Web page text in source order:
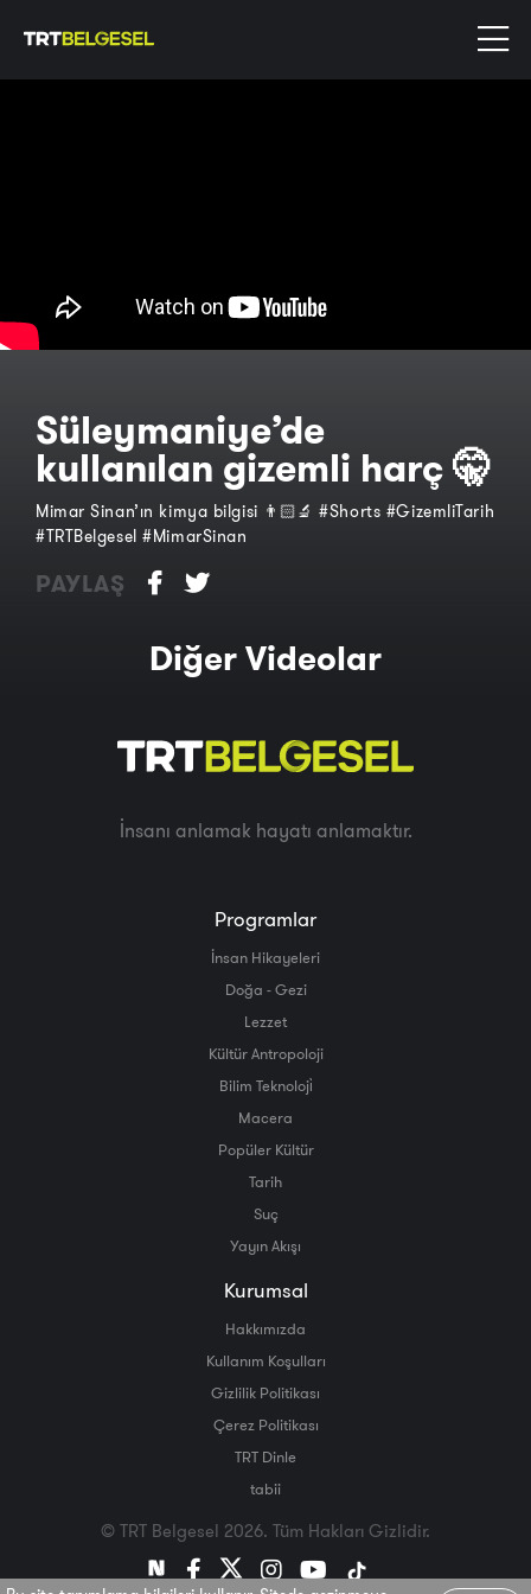
Süleymaniye’de
kullanılan gizemli harç 🤫
Mimar Sinan’ın kimya bilgisi 👨🏻‍🔬 #Shorts #GizemliTarih
#TRTBelgesel #MimarSinan
PAYLAŞ
Diğer Videolar
İnsanı anlamak hayatı anlamaktır.
Programlar
İnsan Hikayeleri
Doğa - Gezi
Lezzet
Kültür Antropoloji
Bilim Teknoloji̇
Macera
Popüler Kültür
Tarih
Suç
Yayın Akışı
Kurumsal
Hakkımızda
Kullanım Koşulları
Gizlilik Politikası
Çerez Politikası
TRT Dinle
tabii
© TRT Belgesel 2026. Tüm Hakları Gizlidir.